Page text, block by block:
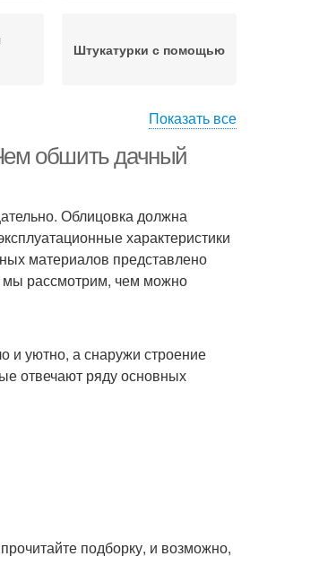
Штукатурки с помощью
Показать все
обшить дачный
Облицовка должна
характеристики
материалов представлено
мы рассмотрим, чем можно
и уютно, а снаружи строение
отвечают ряду основных
подборку, и возможно,